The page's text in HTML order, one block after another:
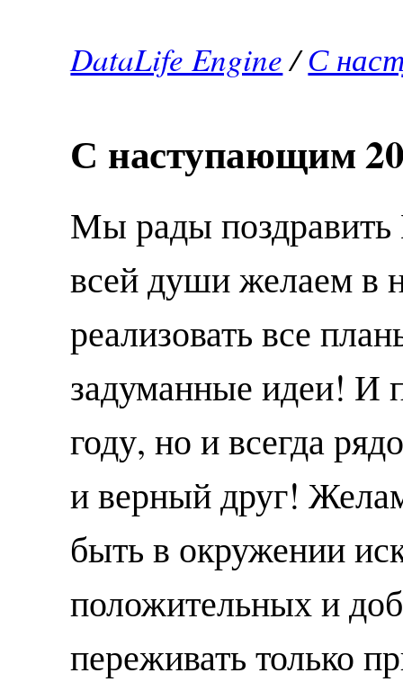
DataLife Engine/С
С наступающим
Мы рады
всей души желаем в
реализовать все
задуманные идеи! И
году, но и всегда
и верный друг!
быть в окружении
положительных и
переживать только